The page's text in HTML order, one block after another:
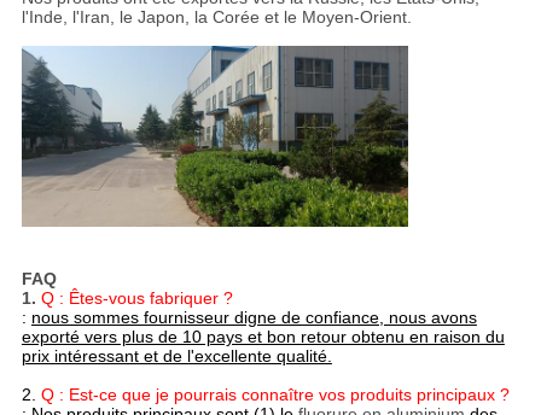
l'Inde, l'Iran, le Japon, la Corée et le Moyen-Orient.
FAQ
1. Q : Êtes-vous fabriquer ?
: nous sommes fournisseur digne de confiance, nous avons
exporté vers plus de 10 pays et bon retour obtenu en raison du
prix intéressant et de l'excellente qualité.
2. Q : Est-ce que je pourrais connaître vos produits principaux ?